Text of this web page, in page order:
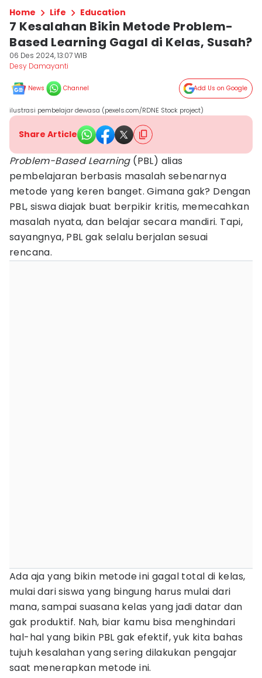
Home Life Education
7 Kesalahan Bikin Metode Problem-
Based Learning Gagal di Kelas, Susah?
06 Des 2024, 13:07 WIB
Desy Damayanti
News Channel Add Us on Google
ilustrasi pembelajar dewasa (pexels.com/RDNE Stock project)
Share Article
Problem-Based Learning(PBL) alias
pembelajaran berbasis masalah sebenarnya
metode yang keren banget. Gimana gak? Dengan
PBL, siswa diajak buat berpikir kritis, memecahkan
masalah nyata, dan belajar secara mandiri. Tapi,
sayangnya, PBL gak selalu berjalan sesuai
rencana.
Ada aja yang bikin metode ini gagal total di kelas,
mulai dari siswa yang bingung harus mulai dari
mana, sampai suasana kelas yang jadi datar dan
gak produktif. Nah, biar kamu bisa menghindari
hal-hal yang bikin PBL gak efektif, yuk kita bahas
tujuh kesalahan yang sering dilakukan pengajar
saat menerapkan metode ini.